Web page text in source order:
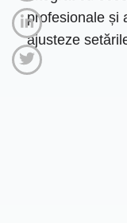
profesionale și
ajusteze